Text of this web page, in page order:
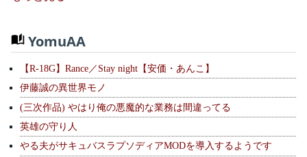
YomuAA
【R-18G】Rance／Stay night【安価・あんこ】
伊藤誠の異世界モノ
(三次作品) やはり俺の悪魔的な業務は間違ってる
英雄の守り人
やる夫がサキュバスラプソディアMODを導入するようです